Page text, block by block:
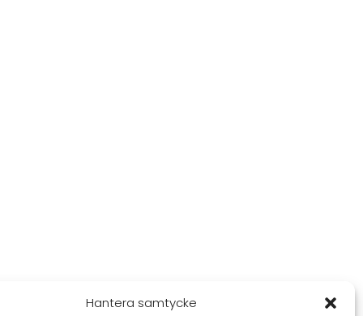
Hantera samtycke